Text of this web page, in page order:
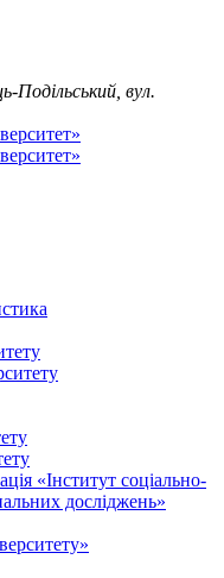
Подільський, вул.
«Інститут соціально-
досліджень»